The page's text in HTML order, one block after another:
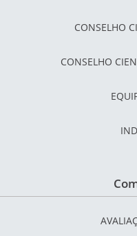
CONSELHO
CONSELHO